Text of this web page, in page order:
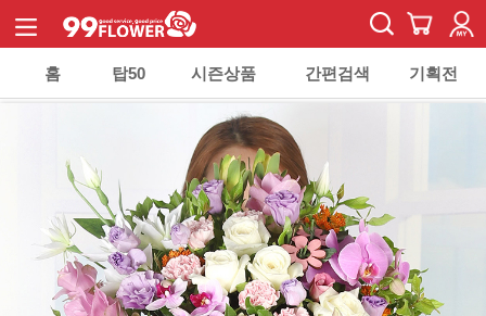
홈 탑50 시즌상품 간편검색 기획전